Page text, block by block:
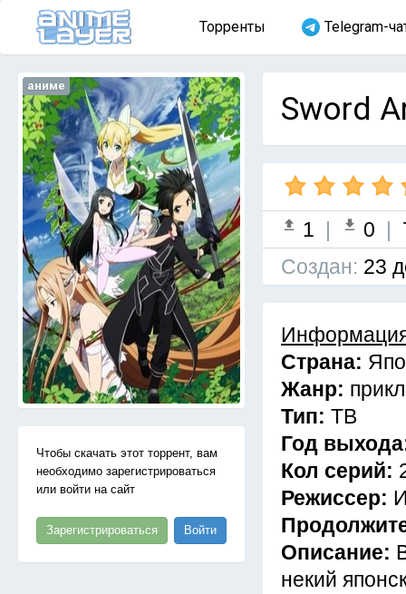
Торренты Telegram-
аниме
Чтобы скачать этот торрент, вам
необходимо зарегистрироваться
или войти на сайт
Зарегистрироваться Войти
Sword
1 | 0 |
Cоздан: 23
Страна:
Жанр:
Тип: ТВ
Год
Кол серий:
Режиссер:
Описание:
некий